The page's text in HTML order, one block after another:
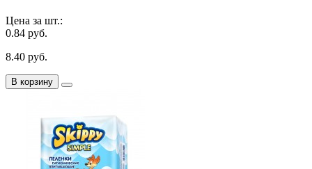
Цена за шт.:
0.84 руб.
8.40 руб.
В корзину